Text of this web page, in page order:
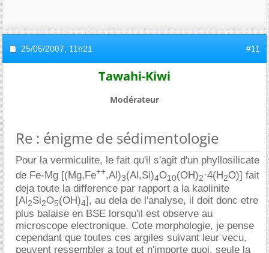
25/05/2007, 11h21 #11
Tawahi-Kiwi
Modérateur
Re : énigme de sédimentologie
Pour la vermiculite, le fait qu'il s'agit d'un phyllosilicate
de Fe-Mg [(Mg,Fe++,Al)3(Al,Si)4O10(OH)2·4(H2O)] fait
deja toute la difference par rapport a la kaolinite
[Al2Si2O5(OH)4], au dela de l'analyse, il doit donc etre
plus balaise en BSE lorsqu'il est observe au
microscope electronique. Cote morphologie, je pense
cependant que toutes ces argiles suivant leur vecu,
peuvent ressembler a tout et n'importe quoi. seule la